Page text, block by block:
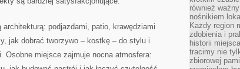
podjazdami, patio, krawędziami
jak dobrać tworzywo – kostkę – do stylu i
Osobne miejsce zajmuje nocna atmosfera:
również
nośnikiem
Każdy region
zdobienia i
historii
tracimy nie
zbiorowej